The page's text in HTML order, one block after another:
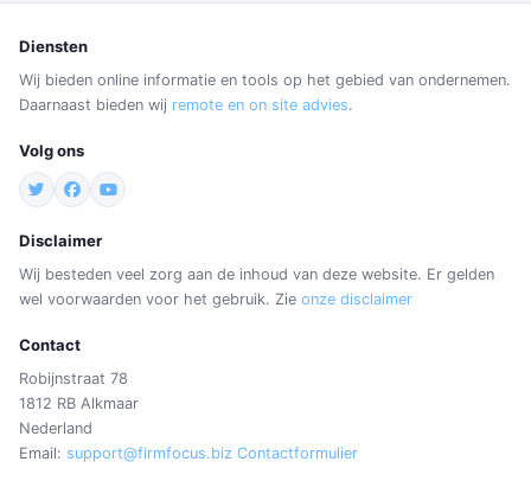
Diensten
Wij bieden online informatie en tools op het gebied van ondernemen.
Daarnaast bieden wij remote en on site advies.
Volg ons
Disclaimer
Wij besteden veel zorg aan de inhoud van deze website. Er gelden
wel voorwaarden voor het gebruik. Zie onze disclaimer
Contact
Robijnstraat 78
1812 RB Alkmaar
Nederland
Email: support@firmfocus.biz Contactformulier